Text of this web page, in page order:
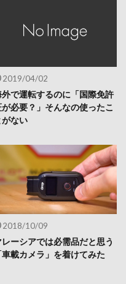
2019/04/02
外で運転するのに「国際免許
が必要？」そんなの使ったこ
がない
2018/10/09
レーシアでは必需品だと思う
車載カメラ」を着けてみた